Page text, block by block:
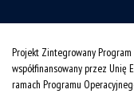
Projekt Zintegrowany
współfinansowany przez Unię
ramach Programu